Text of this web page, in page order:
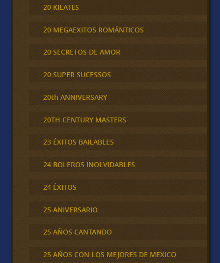
20 KILATES
20 MEGAEXITOS ROMÁNTICOS
20 SECRETOS DE AMOR
20 SUPER SUCESSOS
20th ANNIVERSARY
20TH CENTURY MASTERS
23 ÉXITOS BAILABLES
24 BOLEROS INOLVIDABLES
24 ÉXITOS
25 ANIVERSARIO
25 AÑOS CANTANDO
25 AÑOS CON LOS MEJORES DE MEXICO